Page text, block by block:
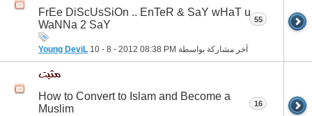
FrEe DiScUsSiOn .. EnTeR & SaY wHaT u
WaNNa 2 SaY
آخر مشاركة بواسطة Young DeviL 10 - 8 - 2012 08:38 PM
55
How to Convert to Islam and Become a
Muslim
16